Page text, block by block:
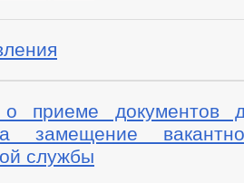
о приеме документов
замещение
службы